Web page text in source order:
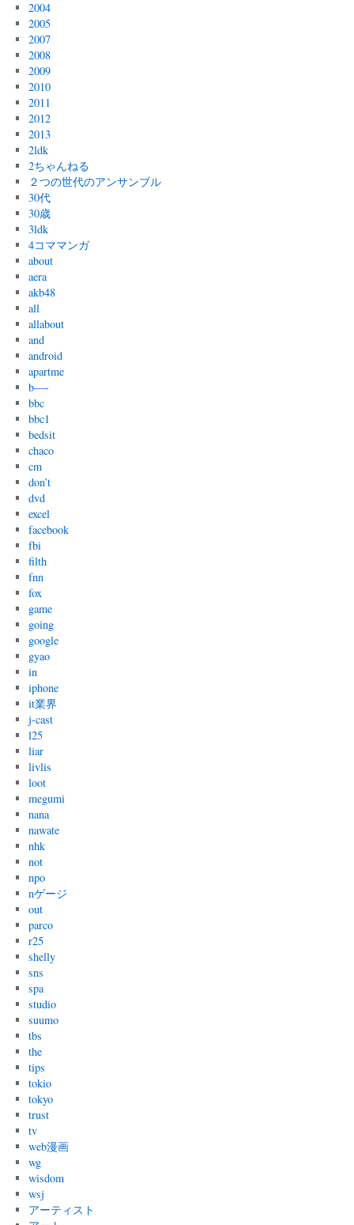
2004
2005
2007
2008
2009
2010
2011
2012
2013
2ldk
2ちゃんねる
２つの世代のアンサンブル
30代
30歳
3ldk
4コママンガ
about
aera
akb48
all
allabout
and
android
apartme
b—-
bbc
bbc1
bedsit
chaco
cm
don’t
dvd
excel
facebook
fbi
filth
fnn
fox
game
going
google
gyao
in
iphone
it業界
j-cast
l25
liar
livlis
loot
megumi
nana
nawate
nhk
not
npo
nゲージ
out
parco
r25
shelly
sns
spa
studio
suumo
tbs
the
tips
tokio
tokyo
trust
tv
web漫画
wg
wisdom
wsj
アーティスト